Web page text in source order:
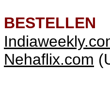
BESTELLEN
Nehaflix.com